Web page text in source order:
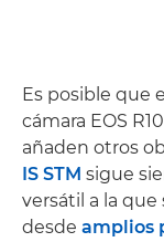
Es posible que
cámara EOS
añaden otros
IS STM sigue
versátil a la que
desde amplios